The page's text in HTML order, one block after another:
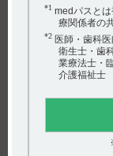
【クリアクタ
ますか？
【タンボコー
りますか？
【メチコバー
【メチコバー
アンケート:ご意見
*1 medパスと
療関係者の
*2 医師・歯科
衛生士・歯
業療法士・
介護福祉士